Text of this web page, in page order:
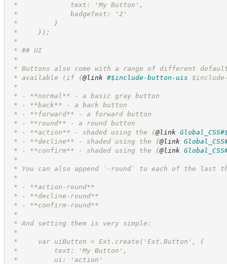
*             text: 'My Button',
*             badgeText: '2'
*         }
*     });
*
* ## UI
*
* Buttons also come with a range of different
* available (if {@link #$include-button-uis
*
* - **normal** - a basic gray button
* - **back** - a back button
* - **forward** - a forward button
* - **round** - a round button
* - **action** - shaded using the {@link
* - **decline** - shaded using the {@link
* - **confirm** - shaded using the {@link
*
* You can also append `-round` to each of the last
*
* - **action-round**
* - **decline-round**
* - **confirm-round**
*
* And setting them is very simple:
*
*     var uiButton = Ext.create('Ext.Button', {
*         text: 'My Button',
*         ui: 'action'